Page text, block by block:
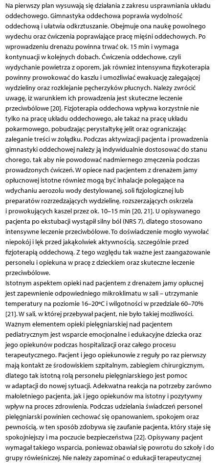
Na pierwszy plan wysuwają się działania z zakresu usprawniania układu
oddechowego. Gimnastyka oddechowa poprawia wydolność
oddechową i ułatwia odkrztuszanie. Obejmuje ona naukę powolnego
wydechu oraz ćwiczenia poprawiające pracę mięśni oddechowych. Po
wprowadzeniu drenażu powinna trwać ok. 15 min i wymaga
kontynuacji w kolejnych dobach. Ćwiczenia oddechowe, czyli
wydychanie powietrza z oporem, jak również intensywna fizykoterapia
powinny prowokować do kaszlu i umożliwiać ewakuację zalegającej
wydzieliny oraz rozklejanie pęcherzyków płucnych. Należy zwrócić
uwagę, iż warunkiem ich prowadzenia jest skuteczne leczenie
przeciwbólowe [20]. Fizjoterapia oddechowa wpływa korzystnie nie
tylko na pracę układu oddechowego, ale takaż na pracę układu
pokarmowego, pobudzając perystaltykę jelit oraz ograniczając
zaleganie treści w żołądku. Podczas aktywizacji pacjenta i prowadzenia
gimnastyki oddechowej należy ją indywidualnie dostosować do stanu
chorego, tak aby nie powodować nadmiernego zmęczenia podczas
prowadzonych ćwiczeń. W opiece nad pacjentem z drenażem jamy
opłucnowej istotne również mogą być inhalacje polegające na
wdychaniu aerozolu wody destylowanej, soli fizjologicznej lub
preparatów rozrzedzających wydzielinę, rozszerzających oskrzela
i prowokujących kaszel przez ok. 10–15 min [20, 21]. U opisywanego
pacjenta po ekstubacji wystąpił silny ból (NRS 7), dlatego stosowano
intensywne leczenie przeciwbólowe. To doświadczenie mogło wywołać
niepokój i lęk przed jakąkolwiek aktywnością, szczególnie przed
fizjoterapią oddechową. Z tego względu tak ważne jest zaangażowanie
personelu i opiekuna w pracę z dzieckiem oraz skuteczne leczenie
przeciwbólowe.
Istotnym aspektem opieki nad pacjentem z drenażem jamy opłucnej
jest zapewnienie odpowiedniego mikroklimatu w sali – utrzymanie
temperatury na poziomie 16–20ºC i wilgotności w przedziale 60–70%
[21]. W sali, w której przebywał pacjent, nie było takiej możliwości.
Ważnym elementem opieki pielęgniarskiej nad pacjentem
pediatrycznym jest wsparcie emocjonalne i edukacyjne dziecka oraz
jego opiekunów podczas hospitalizacji oraz całego procesu
terapeutycznego. Pacjent i jego opiekunowie z reguły po raz pierwszy
mają kontakt ze środowiskiem szpitalnym, zabiegiem chirurgicznym,
dlatego tak istotną rolą personelu pielęgniarskiego jest pomoc
w adaptacji do nowej sytuacji. Adekwatna reakcja na potrzeby zarówno
małoletniego pacjenta, jak i jego opiekunów ma istotny i pozytywny
wpływ na proces zdrowienia. Podczas udzielania świadczeń personel
pielęgniarski powinien cechować się opanowaniem, spokojem oraz
pewnością, w ten sposób zdobywa się zaufanie pacjenta, który staje się
spokojniejszy i ma poczucie bezpieczeństwa [22]. Opisywany pacjent
wymagał takiego wsparcia, ponieważ obawiał się powrotu do szkoły i do
grupy rówieśniczej. Nie należy zapominać o edukacji terapeutycznej